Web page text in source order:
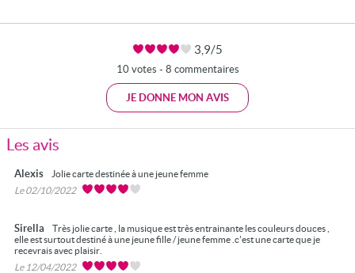
3,9/5
10 votes - 8 commentaires
JE DONNE MON AVIS
Les avis
Alexis
Jolie carte destinée à une jeune femme
Le 02/10/2022
Sirella
Très jolie carte , la musique est très entrainante les couleurs douces ,
elle est surtout destiné à une jeune fille / jeune femme .c'est une carte que je
recevrais avec plaisir.
Le 12/04/2022